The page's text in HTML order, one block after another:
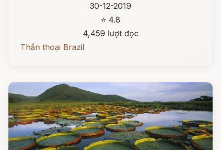
30-12-2019
⭐ 4.8
4,459 lượt đọc
Thần thoại Brazil